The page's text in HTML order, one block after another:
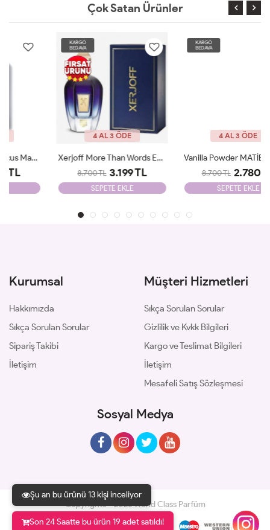
Şu an bu ürünü 13 kişi inceliyor
Son 24 Saatte bu ürün 19 adet satıldı!
Çok Satan Ürünler
KARGO
BEDAVA
4 AL 3 ÖDE
Xerjoff More Than Words EDP 100 Ml Parfüm ARC JLT Unisex
3.199 TL
SEPETE EKLE
KARGO
BEDAVA
Vanilla Powder MATİERE PREMİERE 100ml JLT
2.780 TL
SEPETE EKLE
Kurumsal
Hakkımızda
Sıkça Sorulan Sorular
Sipariş Takibi
İletişim
Müşteri Hizmetleri
Sıkça Sorulan Sorular
Gizlilik ve Kvkk Bilgileri
Kargo ve Teslimat Bilgileri
İletişim
Mesafeli Satış Sözleşmesi
Sosyal Medya
Copyrights © 2026 World Class Parfüm